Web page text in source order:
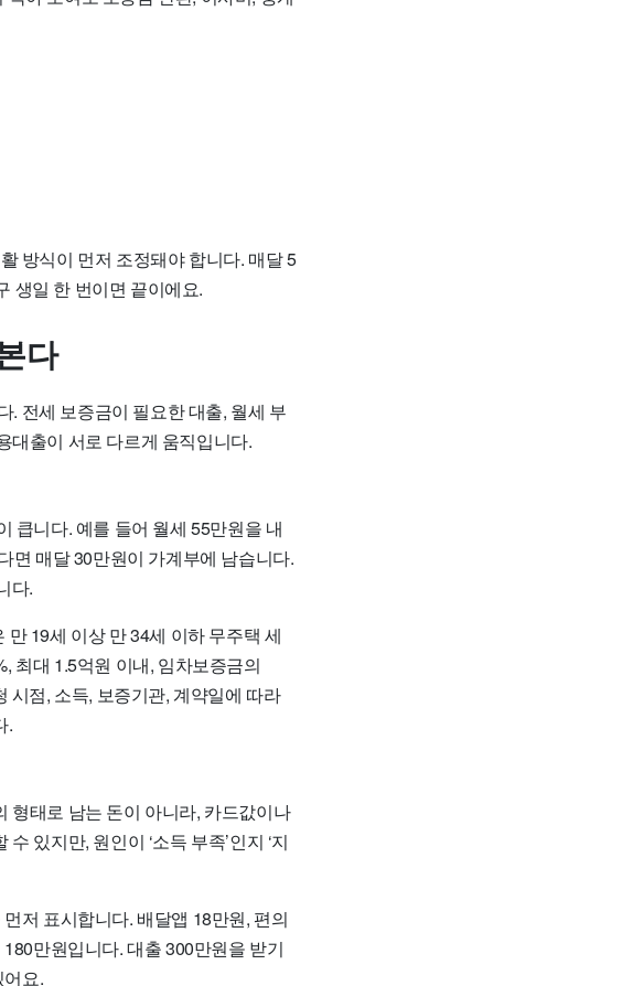
방식이 먼저 조정돼야 합니다. 매달 5
생일 한 번이면 끝이에요.
다
. 전세 보증금이 필요한 대출, 월세 부
대출이 서로 다르게 움직입니다.
큽니다. 예를 들어 월세 55만원을 내
면 매달 30만원이 가계부에 남습니다.
다.
19세 이상 만 34세 이하 무주택 세
최대 1.5억원 이내, 임차보증금의
시점, 소득, 보증기관, 계약일에 따라
.
형태로 남는 돈이 아니라, 카드값이나
있지만, 원인이 ‘소득 부족’인지 ‘지
저 표시합니다. 배달앱 18만원, 편의
만원입니다. 대출 300만원을 받기
요.